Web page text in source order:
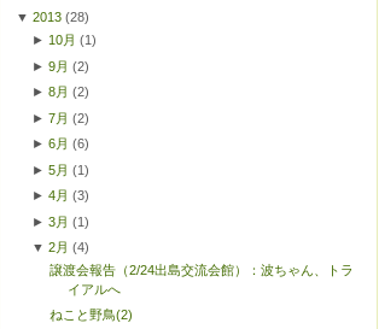
▼ 2013 (28)
► 10月 (1)
►9月 (2)
►8月 (2)
►7月 (2)
►6月 (6)
►5月 (1)
►4月 (3)
►3月 (1)
▼2月 (4)
譲渡会報告（2/24出島交流会館）：波ちゃん、トラ
イアルへ
ねこと野鳥(2)